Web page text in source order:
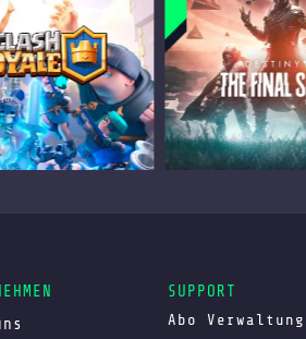
SUPPORT
Abo Verwaltung